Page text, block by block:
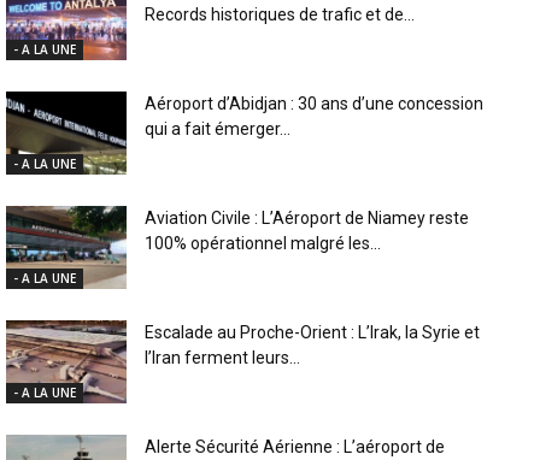
- A LA UNE
Records historiques de trafic et de...
- A LA UNE
Aéroport d’Abidjan : 30 ans d’une concession
qui a fait émerger...
- A LA UNE
Aviation Civile : L’Aéroport de Niamey reste
100% opérationnel malgré les...
- A LA UNE
Escalade au Proche-Orient : L’Irak, la Syrie et
l’Iran ferment leurs...
Alerte Sécurité Aérienne : L’aéroport de